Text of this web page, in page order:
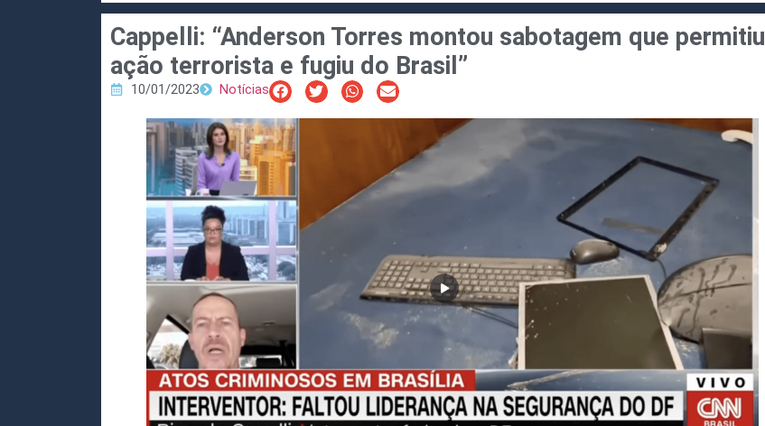
Cappelli: “Anderson Torres montou sabotagem que permitiu
ação terrorista e fugiu do Brasil”
10/01/2023 Notícias